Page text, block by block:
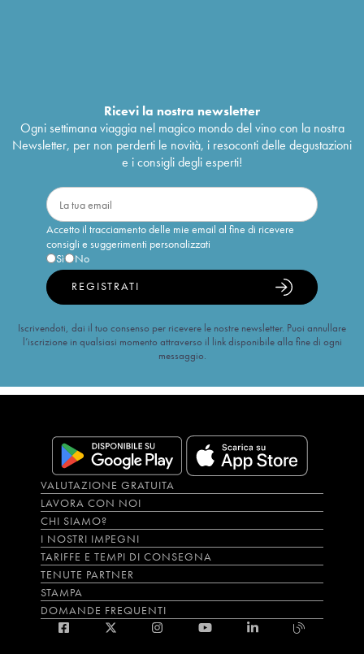
Ricevi la nostra newsletter
Ogni settimana viaggia nel magico mondo del vino con la nostra
Newsletter, per non perderti le novità, i resoconti delle degustazioni
e i consigli degli esperti!
Accetto il tracciamento delle mie email al fine di ricevere
consigli e suggerimenti personalizzati
Sì
No
REGISTRATI
Iscrivendoti, dai il tuo consenso per ricevere le nostre newsletter. Puoi annullare
l’iscrizione in qualsiasi momento attraverso il link disponibile alla fine di ogni
messaggio.
VALUTAZIONE GRATUITA
LAVORA CON NOI
CHI SIAMO?
I NOSTRI IMPEGNI
TARIFFE E TEMPI DI CONSEGNA
TENUTE PARTNER
STAMPA
DOMANDE FREQUENTI